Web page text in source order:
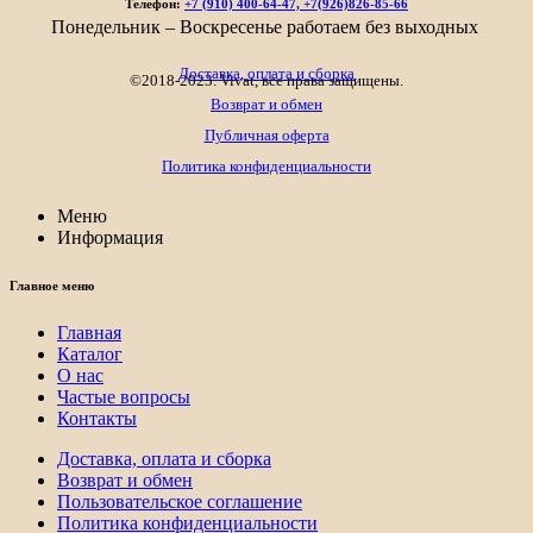
5
822₽
Телефон: +7 (910) 400-64-47, +7(926)826-85-66
Понедельник – Воскресенье работаем без выходных
©2018-2023. Vivat, все права защищены.
Доставка, оплата и сборка
Возврат и обмен
Публичная оферта
Политика конфиденциальности
Меню
Информация
Главное меню
Главная
Каталог
О нас
Частые вопросы
Контакты
Доставка, оплата и сборка
Возврат и обмен
Пользовательское соглашение
Политика конфиденциальности